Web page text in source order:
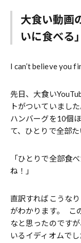
大食い動画
いに食べる
I can’t believe you
先日、大食い
トがついていまし
ハンバーグを10個
て、ひとりで全部た
「ひとりで全部食
ね！」
直訳すればこうな
がわかります。 こ
なと思ったのです
いるイディオムでし